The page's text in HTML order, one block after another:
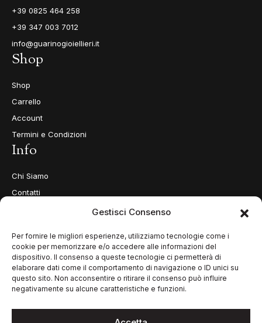
Gestisci Consenso
Per fornire le migliori esperienze, utilizziamo tecnologie come i
cookie per memorizzare e/o accedere alle informazioni del
dispositivo. Il consenso a queste tecnologie ci permetterà di
elaborare dati come il comportamento di navigazione o ID unici su
questo sito. Non acconsentire o ritirare il consenso può influire
negativamente su alcune caratteristiche e funzioni.
+39 0825 464 258
+39 347 003 7012
info@guarinogioiellieri.it
Shop
Shop
Carrello
Account
Termini e Condizioni
Info
Chi Siamo
Contatti